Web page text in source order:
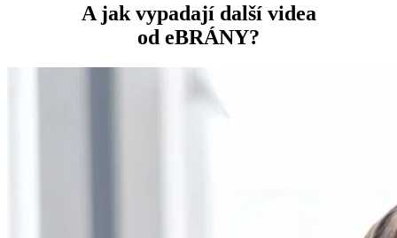
A jak vypadají další videa
od eBRÁNY?